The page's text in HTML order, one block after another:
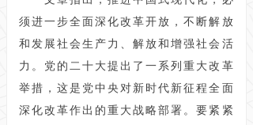
须进一步全面深化改革开放，不断解放
和发展社会生产力、解放和增强社会活
力。党的二十大提出了一系列重大改革
举措，这是党中央对新时代新征程全面
深化改革作出的重大战略部署。要紧紧